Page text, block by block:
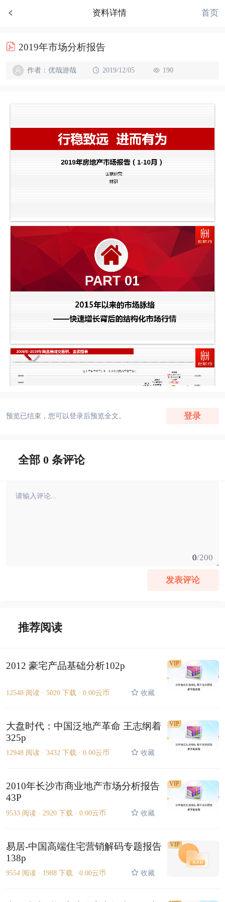
资料详情 首页
2019年市场分析报告
作者：优哉游哉 2019/12/05 190
预览已结束，您可以登录后预览全文。 登录
全部 0 条评论
0/200
发表评论
推荐阅读
2012 豪宅产品基础分析102p
12548 阅读 · 5020 下载 · 0.00云币 收藏
VIP
大盘时代：中国泛地产革命 王志纲着
325p
12948 阅读 · 3432 下载 · 0.00云币 收藏
VIP
2010年长沙市商业地产市场分析报告
43P
9533 阅读 · 2920 下载 · 0.00云币 收藏
VIP
易居-中国高端住宅营销解码专题报告
138p
9554 阅读 · 1988 下载 · 0.00云币 收藏
VIP